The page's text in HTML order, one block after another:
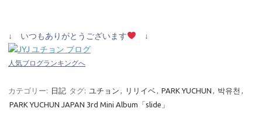
↓ いつもありがとうございます ↓
人気ブログランキングへ
カテゴリー: 日記 タグ: ユチョン , リリイベ, PARK YUCHUN , 박유천 ,
PARK YUCHUN JAPAN 3rd Mini Album「slide」